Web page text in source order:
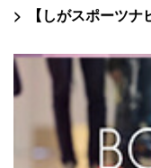
【しがスポーツ